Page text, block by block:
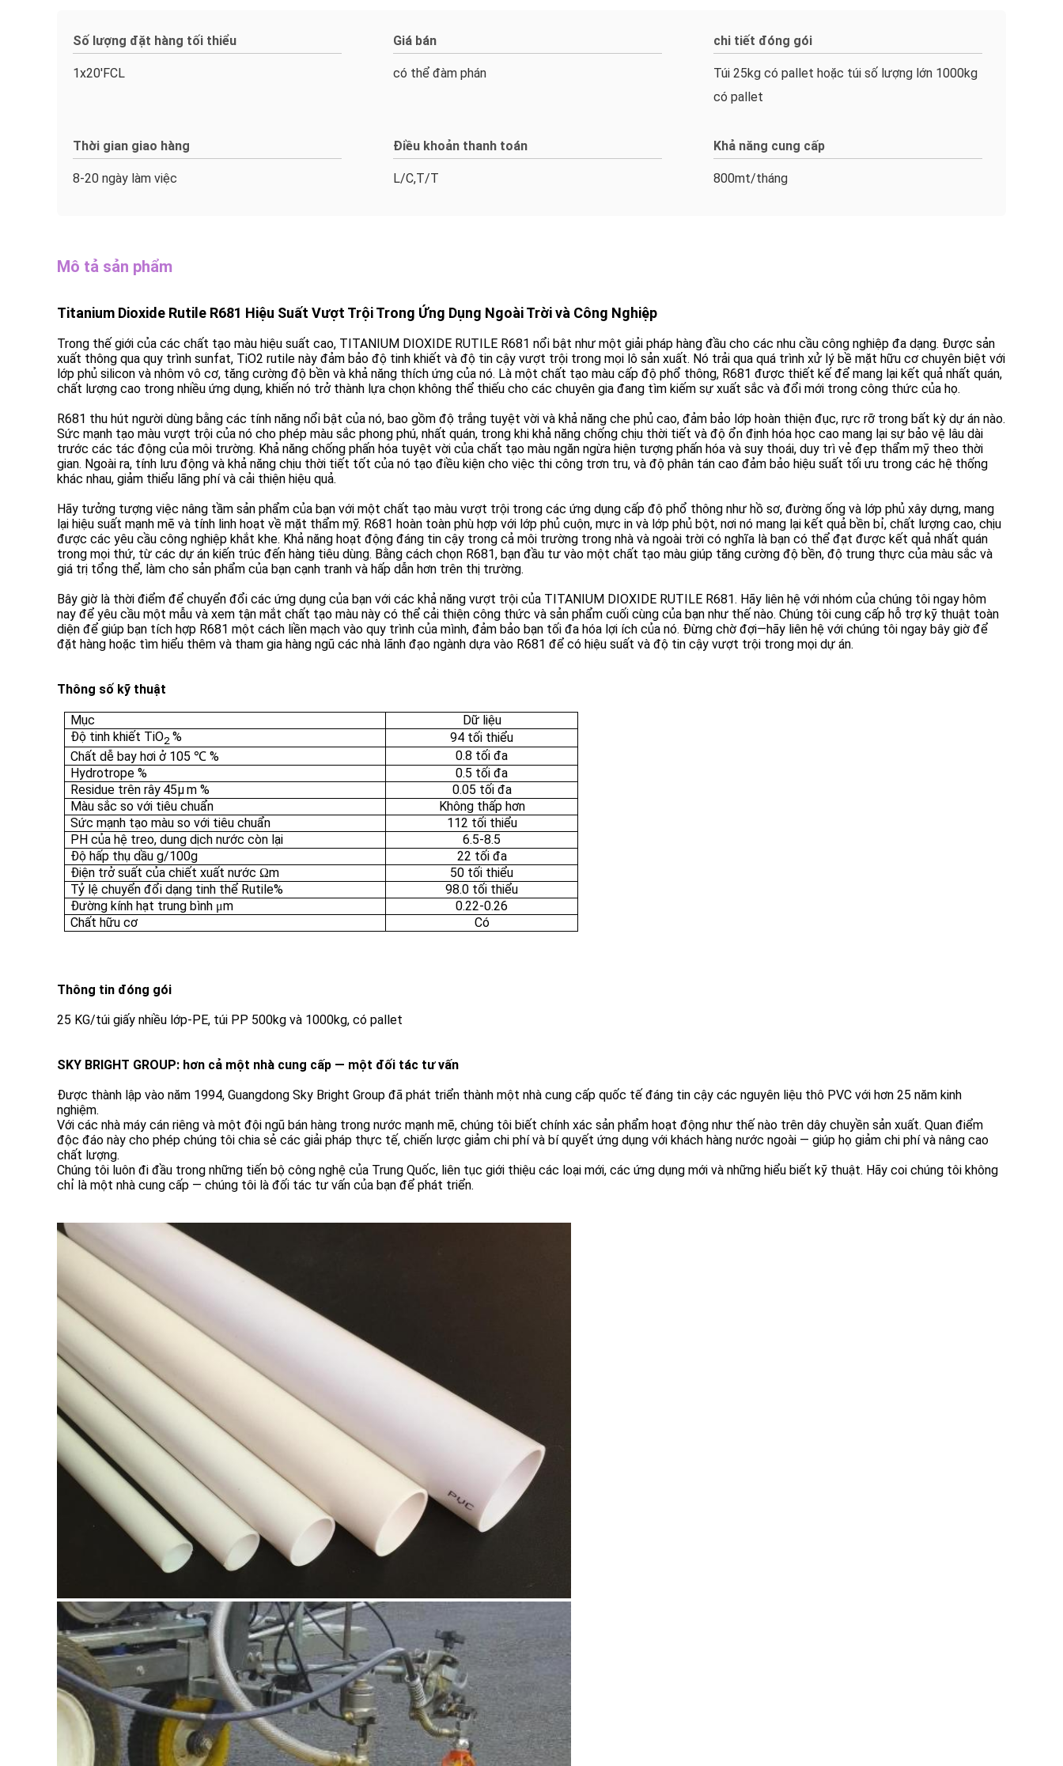
Số lượng đặt hàng tối thiểu
1x20'FCL
Giá bán
có thể đàm phán
chi tiết đóng gói
Túi 25kg có pallet hoặc túi số lượng lớn 1000kg
có pallet
Thời gian giao hàng
8-20 ngày làm việc
Điều khoản thanh toán
L/C,T/T
Khả năng cung cấp
800mt/tháng
Mô tả sản phẩm
Titanium Dioxide Rutile R681 Hiệu Suất Vượt Trội Trong Ứng Dụng Ngoài Trời và Công Nghiệp
Trong thế giới của các chất tạo màu hiệu suất cao, TITANIUM DIOXIDE RUTILE R681 nổi bật như một giải pháp hàng đầu cho các nhu cầu công nghiệp đa dạng. Được sản
xuất thông qua quy trình sunfat, TiO2 rutile này đảm bảo độ tinh khiết và độ tin cậy vượt trội trong mọi lô sản xuất. Nó trải qua quá trình xử lý bề mặt hữu cơ chuyên biệt với
lớp phủ silicon và nhôm vô cơ, tăng cường độ bền và khả năng thích ứng của nó. Là một chất tạo màu cấp độ phổ thông, R681 được thiết kế để mang lại kết quả nhất quán,
chất lượng cao trong nhiều ứng dụng, khiến nó trở thành lựa chọn không thể thiếu cho các chuyên gia đang tìm kiếm sự xuất sắc và đổi mới trong công thức của họ.
R681 thu hút người dùng bằng các tính năng nổi bật của nó, bao gồm độ trắng tuyệt vời và khả năng che phủ cao, đảm bảo lớp hoàn thiện đục, rực rỡ trong bất kỳ dự án nào.
Sức mạnh tạo màu vượt trội của nó cho phép màu sắc phong phú, nhất quán, trong khi khả năng chống chịu thời tiết và độ ổn định hóa học cao mang lại sự bảo vệ lâu dài
trước các tác động của môi trường. Khả năng chống phấn hóa tuyệt vời của chất tạo màu ngăn ngừa hiện tượng phấn hóa và suy thoái, duy trì vẻ đẹp thẩm mỹ theo thời
gian. Ngoài ra, tính lưu động và khả năng chịu thời tiết tốt của nó tạo điều kiện cho việc thi công trơn tru, và độ phân tán cao đảm bảo hiệu suất tối ưu trong các hệ thống
khác nhau, giảm thiểu lãng phí và cải thiện hiệu quả.
Hãy tưởng tượng việc nâng tầm sản phẩm của bạn với một chất tạo màu vượt trội trong các ứng dụng cấp độ phổ thông như hồ sơ, đường ống và lớp phủ xây dựng, mang
lại hiệu suất mạnh mẽ và tính linh hoạt về mặt thẩm mỹ. R681 hoàn toàn phù hợp với lớp phủ cuộn, mực in và lớp phủ bột, nơi nó mang lại kết quả bền bỉ, chất lượng cao, chịu
được các yêu cầu công nghiệp khắt khe. Khả năng hoạt động đáng tin cậy trong cả môi trường trong nhà và ngoài trời có nghĩa là bạn có thể đạt được kết quả nhất quán
trong mọi thứ, từ các dự án kiến trúc đến hàng tiêu dùng. Bằng cách chọn R681, bạn đầu tư vào một chất tạo màu giúp tăng cường độ bền, độ trung thực của màu sắc và
giá trị tổng thể, làm cho sản phẩm của bạn cạnh tranh và hấp dẫn hơn trên thị trường.
Bây giờ là thời điểm để chuyển đổi các ứng dụng của bạn với các khả năng vượt trội của TITANIUM DIOXIDE RUTILE R681. Hãy liên hệ với nhóm của chúng tôi ngay hôm
nay để yêu cầu một mẫu và xem tận mắt chất tạo màu này có thể cải thiện công thức và sản phẩm cuối cùng của bạn như thế nào. Chúng tôi cung cấp hỗ trợ kỹ thuật toàn
diện để giúp bạn tích hợp R681 một cách liền mạch vào quy trình của mình, đảm bảo bạn tối đa hóa lợi ích của nó. Đừng chờ đợi—hãy liên hệ với chúng tôi ngay bây giờ để
đặt hàng hoặc tìm hiểu thêm và tham gia hàng ngũ các nhà lãnh đạo ngành dựa vào R681 để có hiệu suất và độ tin cậy vượt trội trong mọi dự án.
Thông số kỹ thuật
Mục
Dữ liệu
Độ tinh khiết TiO2 %
94 tối thiểu
Chất dễ bay hơi ở 105 ℃ %
0.8 tối đa
Hydrotrope %
0.5 tối đa
Residue trên rây 45µm %
0.05 tối đa
Màu sắc so với tiêu chuẩn
Không thấp hơn
Sức mạnh tạo màu so với tiêu chuẩn
112 tối thiểu
PH của hệ treo, dung dịch nước còn lại
6.5-8.5
Độ hấp thụ dầu g/100g
22 tối đa
Điện trở suất của chiết xuất nướcΩm
50 tối thiểu
Tỷ lệ chuyển đổi dạng tinh thể Rutile%
98.0 tối thiểu
Đường kính hạt trung bình μm
0.22-0.26
Chất hữu cơ
Có
Thông tin đóng gói
25 KG/túi giấy nhiều lớp-PE, túi PP 500kg và 1000kg, có pallet
SKY BRIGHT GROUP: hơn cả một nhà cung cấp — một đối tác tư vấn
Được thành lập vào năm 1994, Guangdong Sky Bright Group đã phát triển thành một nhà cung cấp quốc tế đáng tin cậy các nguyên liệu thô PVC với hơn 25 năm kinh
nghiệm.
Với các nhà máy cán riêng và một đội ngũ bán hàng trong nước mạnh mẽ, chúng tôi biết chính xác sản phẩm hoạt động như thế nào trên dây chuyền sản xuất. Quan điểm
độc đáo này cho phép chúng tôi chia sẻ các giải pháp thực tế, chiến lược giảm chi phí và bí quyết ứng dụng với khách hàng nước ngoài — giúp họ giảm chi phí và nâng cao
chất lượng.
Chúng tôi luôn đi đầu trong những tiến bộ công nghệ của Trung Quốc, liên tục giới thiệu các loại mới, các ứng dụng mới và những hiểu biết kỹ thuật. Hãy coi chúng tôi không
chỉ là một nhà cung cấp — chúng tôi là đối tác tư vấn của bạn để phát triển.